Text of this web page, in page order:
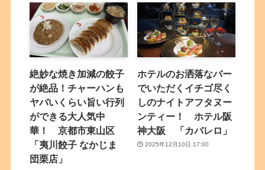
絶妙な焼き加減の餃子
が絶品！チャーハンも
ヤバいくらい旨い行列
ができる大人気中
華！ 京都市東山区
「夷川餃子 なかじま
団栗店」
ホテルのお洒落なバー
でいただくイチゴ尽く
しのナイトアフタヌー
ンティー！ ホテル阪
神大阪 「カバレロ」
2025年12月10日 17:00